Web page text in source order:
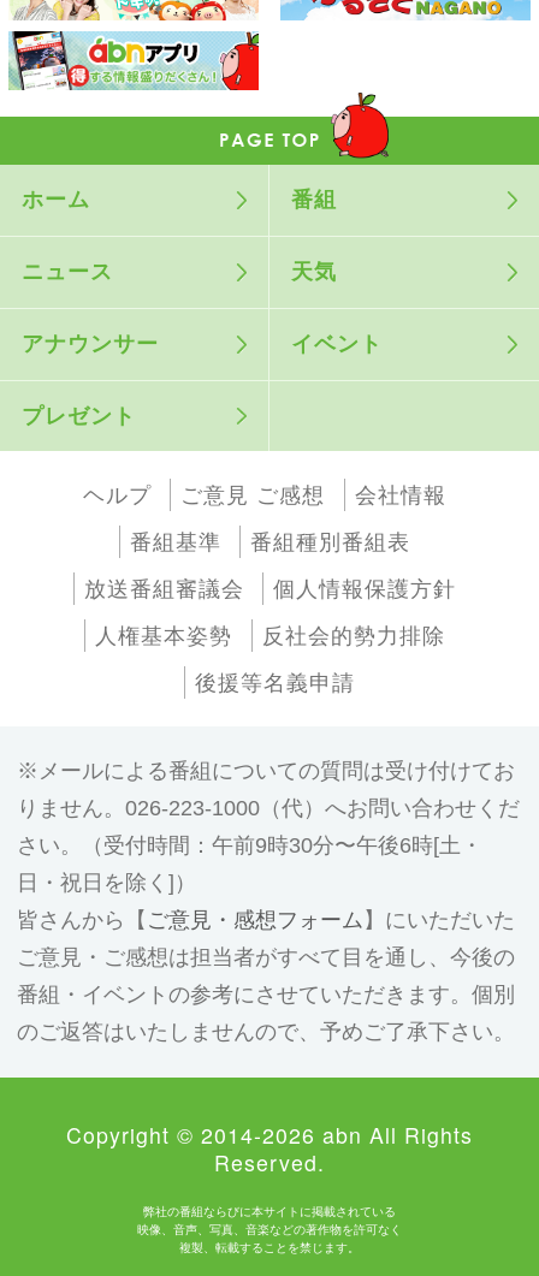
ホーム 番組
ニュース 天気
アナウンサー イベント
プレゼント
ヘルプ ご意見 ご感想
会社情報
番組基準
番組種別番組表
放送番組審議会
個人情報保護方針
人権基本姿勢
反社会的勢力排除
後援等名義申請
メールによる番組についての質問は受け付けてお
りません。026-223-1000（代）へお問い合わせくだ
さい。（受付時間：午前9時30分〜午後6時[土・
日・祝日を除く]）
皆さんから【 ご意見・感想フォーム 】にいただいた
ご意見・ご感想は担当者がすべて目を通し、今後の
番組・イベントの参考にさせていただきます。個別
のご返答はいたしませんので、予めご了承下さい。
Copyright © 2014-2026 abn All Rights
Reserved.
弊社の番組ならびに本サイトに掲載されている
映像、音声、写真、音楽などの著作物を許可なく
複製、転載することを禁じます。